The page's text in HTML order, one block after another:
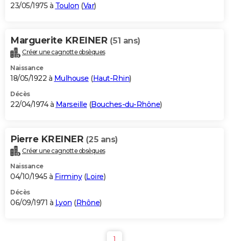
23/05/1975 à Toulon (Var)
Marguerite KREINER (51 ans)
Créer une cagnotte obsèques
Naissance
18/05/1922 à Mulhouse (Haut-Rhin)
Décès
22/04/1974 à Marseille (Bouches-du-Rhône)
Pierre KREINER (25 ans)
Créer une cagnotte obsèques
Naissance
04/10/1945 à Firminy(Loire)
Décès
06/09/1971 à Lyon (Rhône)
1